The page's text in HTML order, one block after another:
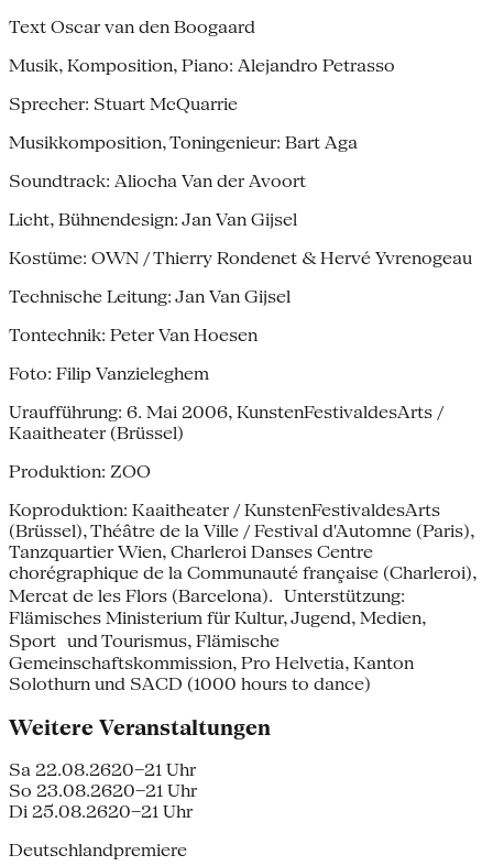
Text Oscar van den Boogaard
Musik, Komposition, Piano: Alejandro Petrasso
Sprecher: Stuart McQuarrie
Musikkomposition, Toningenieur: Bart Aga
Soundtrack: Aliocha Van der Avoort
Licht, Bühnendesign: Jan Van Gijsel
Kostüme: OWN / Thierry Rondenet & Hervé Yvrenogeau
Technische Leitung: Jan Van Gijsel
Tontechnik: Peter Van Hoesen
Foto: Filip Vanzieleghem
Uraufführung: 6. Mai 2006, KunstenFestivaldesArts /
Kaaitheater (Brüssel)
Produktion: ZOO
Koproduktion: Kaaitheater / KunstenFestivaldesArts
(Brüssel), Théâtre de la Ville / Festival d'Automne (Paris),
Tanzquartier Wien, Charleroi Danses Centre
chorégraphique de la Communauté française (Charleroi),
Mercat de les Flors (Barcelona). Unterstützung:
Flämisches Ministerium für Kultur, Jugend, Medien,
Sport und Tourismus, Flämische
Gemeinschaftskommission, Pro Helvetia, Kanton
Solothurn und SACD (1000 hours to dance)
Weitere Veranstaltungen
Sa 22.08.2620–21 Uhr
So 23.08.2620–21 Uhr
Di 25.08.2620–21 Uhr
Deutschlandpremiere